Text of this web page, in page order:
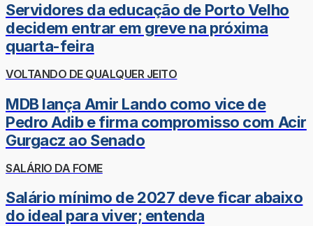
Servidores da educação de Porto Velho
decidem entrar em greve na próxima
quarta-feira
VOLTANDO DE QUALQUER JEITO
MDB lança Amir Lando como vice de
Pedro Adib e firma compromisso com Acir
Gurgacz ao Senado
SALÁRIO DA FOME
Salário mínimo de 2027 deve ficar abaixo
do ideal para viver; entenda